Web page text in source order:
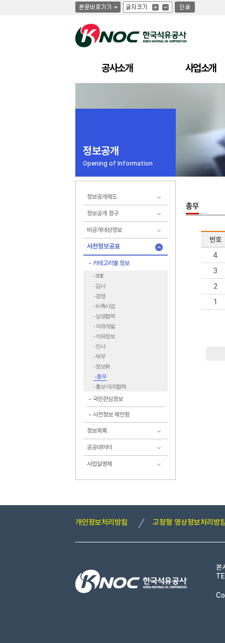
글
자
기
글
자
기
크
글
자
기
작
인
쇄
공사소개 사업소개
정보공개
Opening of Information
정보공개제도
정보공개 청구
비공개대상정보
사전정보공표
카테고리별 정보
- SHE
- 감사
- 경영
- 비축사업
- 상생협력
- 석유개발
- 석유정보
- 인사
- 재무
- 정보화
- 총무
- 홍보·대외협력
국민관심정보
사전정보 제안함
정보목록
공공데이터
사업실명제
번호
4
3
2
1
개인정보처리방침 고정형 영상정보처리방
본